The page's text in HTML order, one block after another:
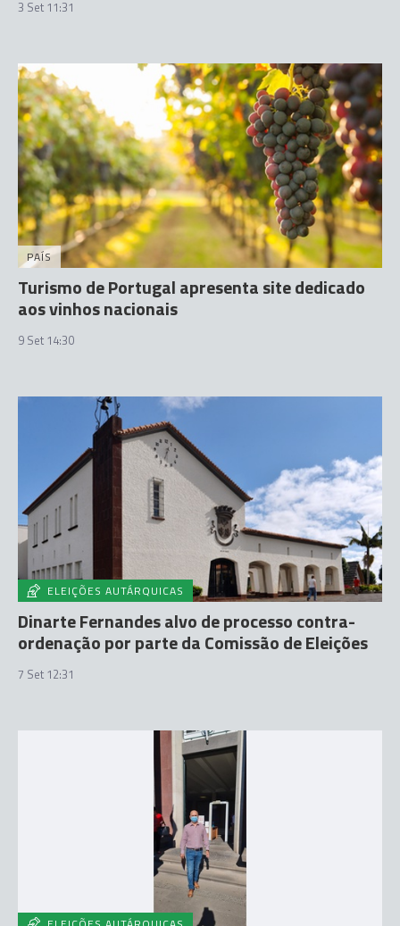
3 Set 11:31
PAÍS
Turismo de Portugal apresenta site dedicado
aos vinhos nacionais
9 Set 14:30
ELEIÇÕES AUTÁRQUICAS
Dinarte Fernandes alvo de processo contra-
ordenação por parte da Comissão de Eleições
7 Set 12:31